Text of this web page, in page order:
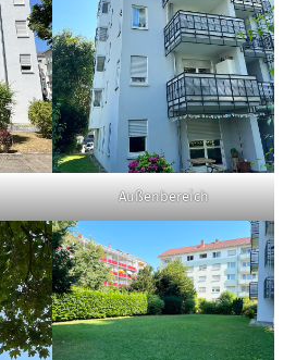
Außenbereich